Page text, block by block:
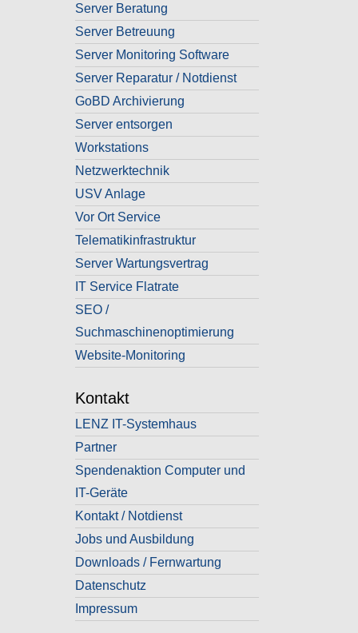
Server Beratung
Server Betreuung
Server Monitoring Software
Server Reparatur / Notdienst
GoBD Archivierung
Server entsorgen
Workstations
Netzwerktechnik
USV Anlage
Vor Ort Service
Telematikinfrastruktur
Server Wartungsvertrag
IT Service Flatrate
SEO /
Suchmaschinenoptimierung
Website-Monitoring
Kontakt
LENZ IT-Systemhaus
Partner
Spendenaktion Computer und
IT-Geräte
Kontakt / Notdienst
Jobs und Ausbildung
Downloads / Fernwartung
Datenschutz
Impressum